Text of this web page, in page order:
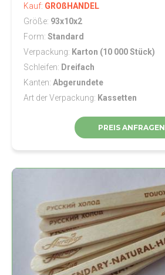
Kauf GROßHANDEL
Größe 93x10x2
Form Standard
Verpackung Karton (10 000 Stück)
Schleifen Dreifach
Kanten Abgerundete
Art der Verpackung Kassetten
PREIS ANFRAGEN